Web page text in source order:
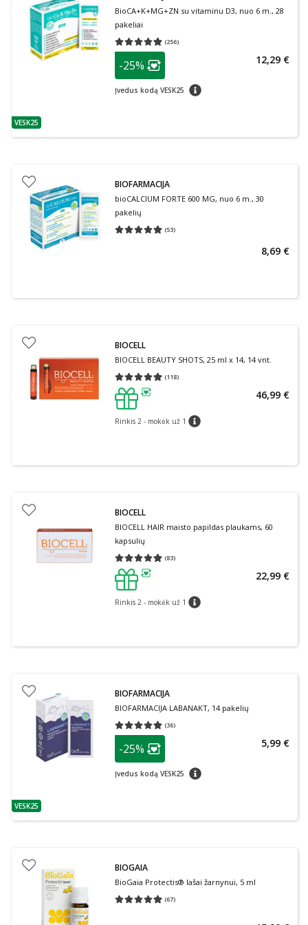
patarimas
VESK25
BioCA+K+MG+ZN su vitaminu D3, nuo 6 m., 28
pakeliai
(256)
Vidutinis įvertinimas 4.90
patarimas
Lojalumo klubo narių nuolaida
-25%
Įvedus kodą VESK25 patarimas
12,29 €
BIOFARMACIJA
bioCALCIUM FORTE 600 MG, nuo 6 m., 30
pakelių
(53)
Vidutinis įvertinimas 4.87
8,69 €
BIOCELL
BIOCELL BEAUTY SHOTS, 25 ml x 14, 14 vnt.
(118)
Vidutinis įvertinimas 4.98
patarimas
Rinkis 2 - mokėk už 1 patarimas
46,99 €
BIOCELL
BIOCELL HAIR maisto papildas plaukams, 60
kapsulių
(83)
Vidutinis įvertinimas 4.88
patarimas
Rinkis 2 - mokėk už 1 patarimas
22,99 €
patarimas
VESK25
BIOFARMACIJA
BIOFARMACIJA LABANAKT, 14 pakelių
(36)
Vidutinis įvertinimas 4.81
patarimas
Lojalumo klubo narių nuolaida
-25%
Įvedus kodą VESK25 patarimas
5,99 €
BIOGAIA
BioGaia Protectis® lašai žarnynui, 5 ml
(67)
Vidutinis įvertinimas 4.99